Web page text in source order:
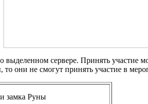
выделенном сервере. Принять участие
то они не смогут принять участие в
замка Руны